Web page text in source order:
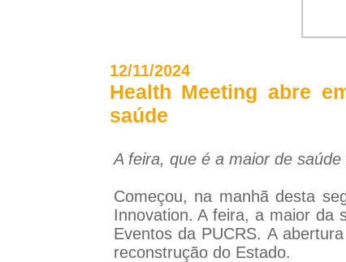
12/11/2024
Health Meeting abre
saúde
A feira, que é a maior de
Começou, na manhã desta
Innovation. A feira, a maior da
Eventos da PUCRS. A
reconstrução do Estado.